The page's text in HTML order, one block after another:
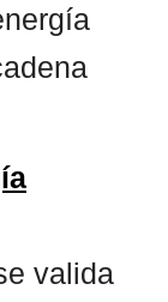
valida